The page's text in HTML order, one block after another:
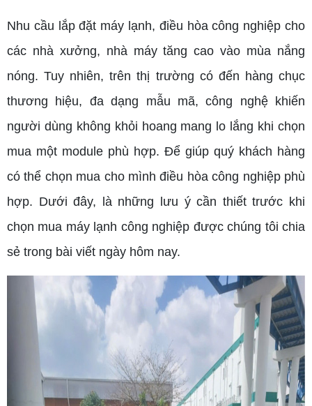
Nhu cầu lắp đặt máy lạnh, điều hòa công nghiệp cho
các nhà xưởng, nhà máy tăng cao vào mùa nắng
nóng. Tuy nhiên, trên thị trường có đến hàng chục
thương hiệu, đa dạng mẫu mã, công nghệ khiến
người dùng không khỏi hoang mang lo lắng khi chọn
mua một module phù hợp. Để giúp quý khách hàng
có thể chọn mua cho mình điều hòa công nghiệp phù
hợp. Dưới đây, là những lưu ý cần thiết trước khi
chọn mua máy lạnh công nghiệp được chúng tôi chia
sẻ trong bài viết ngày hôm nay.